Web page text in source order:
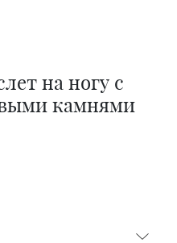
на ногу с
камнями